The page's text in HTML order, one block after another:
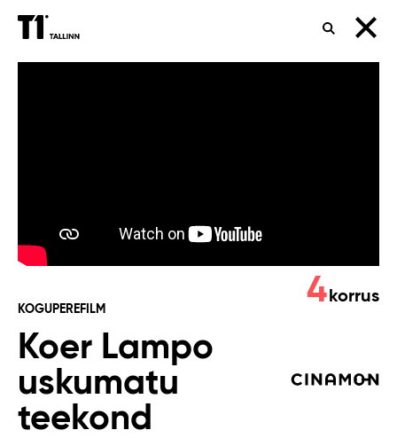
OTSING
KOGUPEREFILM
Koer Lampo
uskumatu
teekond
4 korrus